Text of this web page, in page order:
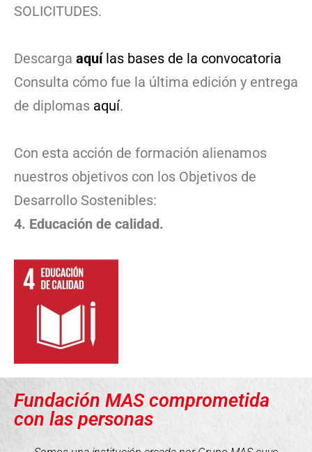
SOLICITUDES.
Descarga aquílas bases de la convocatoria
Consulta cómo fue la última edición y entrega
de diplomas aquí.
Con esta acción de formación alienamos
nuestros objetivos con los Objetivos de
Desarrollo Sostenibles:
4. Educación de calidad.
Fundación MAS comprometida
con las personas